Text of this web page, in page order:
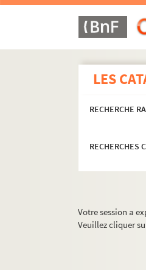
LES
RECHERCHE
RECHERCHES
Votre session a
Veuillez cliquer